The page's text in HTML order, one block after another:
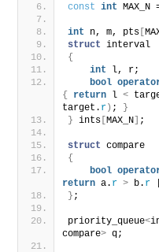
const int
int n, m, pts [
struct interval
{
int l, r;
bool
{ return l <
target. r) ; }
} ints [MAX_N] ;
struct compare
{
bool
return a. r > b. r
} ;
priority_queue<
compare> q;